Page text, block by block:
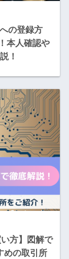
の登録方
本人確認や
！
方】図解で
めの取引所